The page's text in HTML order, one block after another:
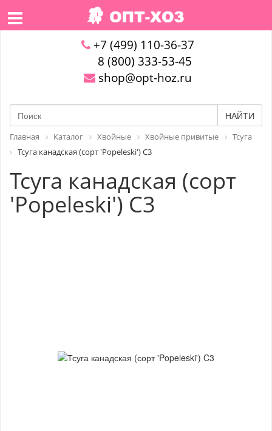
+7 (499) 110-36-37
8 (800) 333-53-45
shop@opt-hoz.ru
НАЙТИ
Главная Каталог Хвойные Хвойные привитые
Тсуга
Тсуга канадская (сорт 'Popeleski') C3
Тсуга канадская (сорт
'Popeleski') C3